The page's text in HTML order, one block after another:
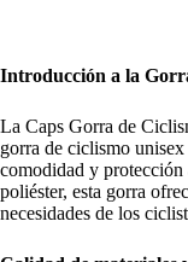
Introducción a la
La Caps Gorra de
gorra de ciclismo
comodidad y
poliéster, esta gorra
necesidades de los